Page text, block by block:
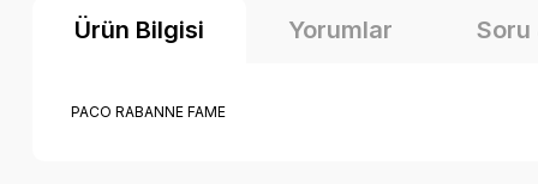
Ürün Bilgisi Yorumlar Soru
PACO RABANNE FAME